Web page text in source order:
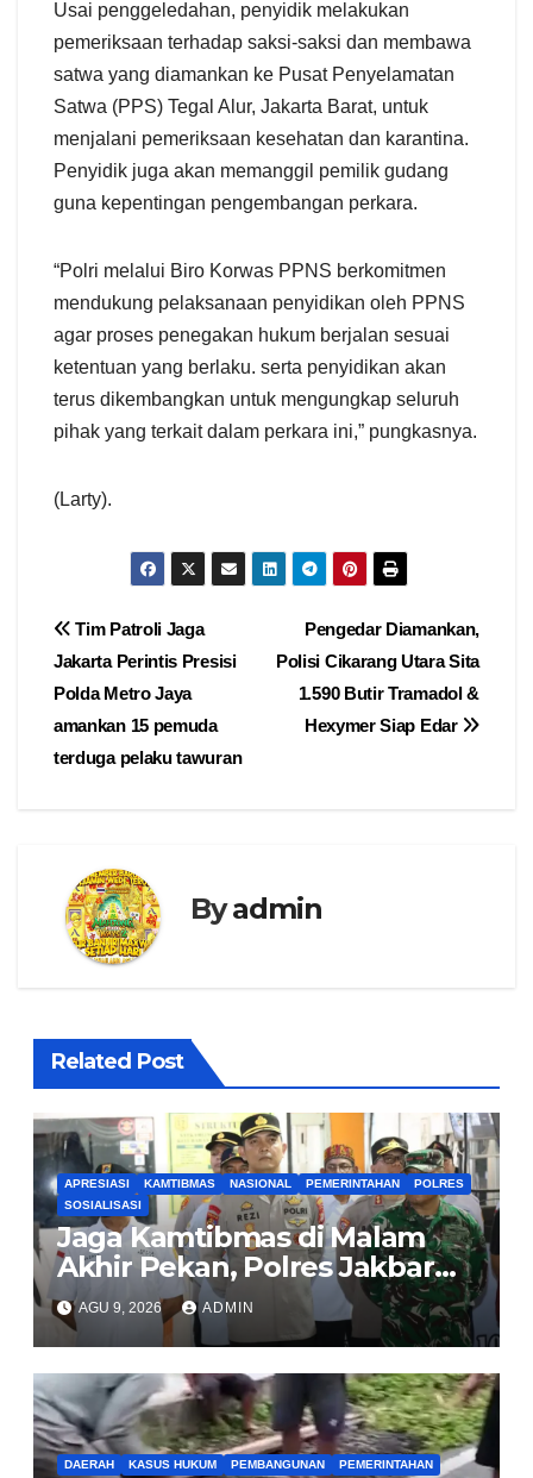
Usai penggeledahan, penyidik melakukan
pemeriksaan terhadap saksi-saksi dan membawa
satwa yang diamankan ke Pusat Penyelamatan
Satwa (PPS) Tegal Alur, Jakarta Barat, untuk
menjalani pemeriksaan kesehatan dan karantina.
Penyidik juga akan memanggil pemilik gudang
guna kepentingan pengembangan perkara.
“Polri melalui Biro Korwas PPNS berkomitmen
mendukung pelaksanaan penyidikan oleh PPNS
agar proses penegakan hukum berjalan sesuai
ketentuan yang berlaku. serta penyidikan akan
terus dikembangkan untuk mengungkap seluruh
pihak yang terkait dalam perkara ini,” pungkasnya.
(Larty).
Navigasi
pos
Pengedar Diamankan,
Polisi Cikarang Utara Sita
1.590 Butir Tramadol &
Hexymer Siap Edar
Tim Patroli Jaga
Jakarta Perintis Presisi
Polda Metro Jaya
amankan 15 pemuda
terduga pelaku tawuran
Byadmin
Related Post
APRESIASI KAMTIBMAS NASIONAL PEMERINTAHAN
POLRES
SOSIALISASI
Jaga Kamtibmas di Malam
Akhir Pekan, Polres Jakbar
Gelar KRYD Bersama Tiga
Pilar
AGU 9, 2026 ADMIN
DAERAH KASUS HUKUM PEMBANGUNAN PEMERINTAHAN